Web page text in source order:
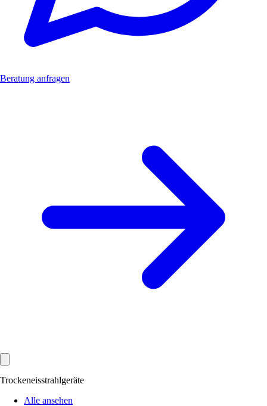
Beratung anfragen
Trockeneisstrahlgeräte
Alle ansehen